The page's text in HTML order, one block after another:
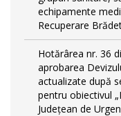
echipamente
Recuperare
Hotărârea nr. 36
aprobarea
actualizate după
pentru obiectivul
Județean de